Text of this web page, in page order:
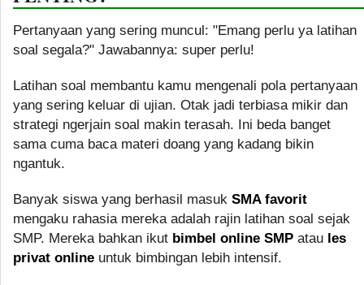
Pertanyaan yang sering muncul: "Emang perlu ya latihan
soal segala?" Jawabannya: super perlu!
Latihan soal membantu kamu mengenali pola pertanyaan
yang sering keluar di ujian. Otak jadi terbiasa mikir dan
strategi ngerjain soal makin terasah. Ini beda banget
sama cuma baca materi doang yang kadang bikin
ngantuk.
Banyak siswa yang berhasil masuk SMA favorit
mengaku rahasia mereka adalah rajin latihan soal sejak
SMP. Mereka bahkan ikut bimbel online SMP atau les
privat online untuk bimbingan lebih intensif.